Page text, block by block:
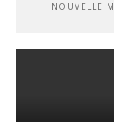
NOUVELLE